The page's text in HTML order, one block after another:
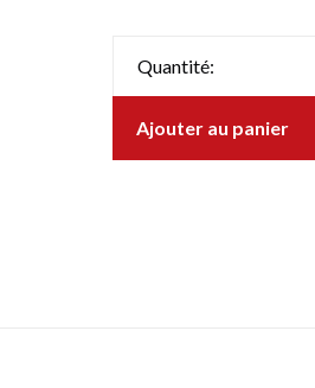
Quantité:
Ajouter au panier